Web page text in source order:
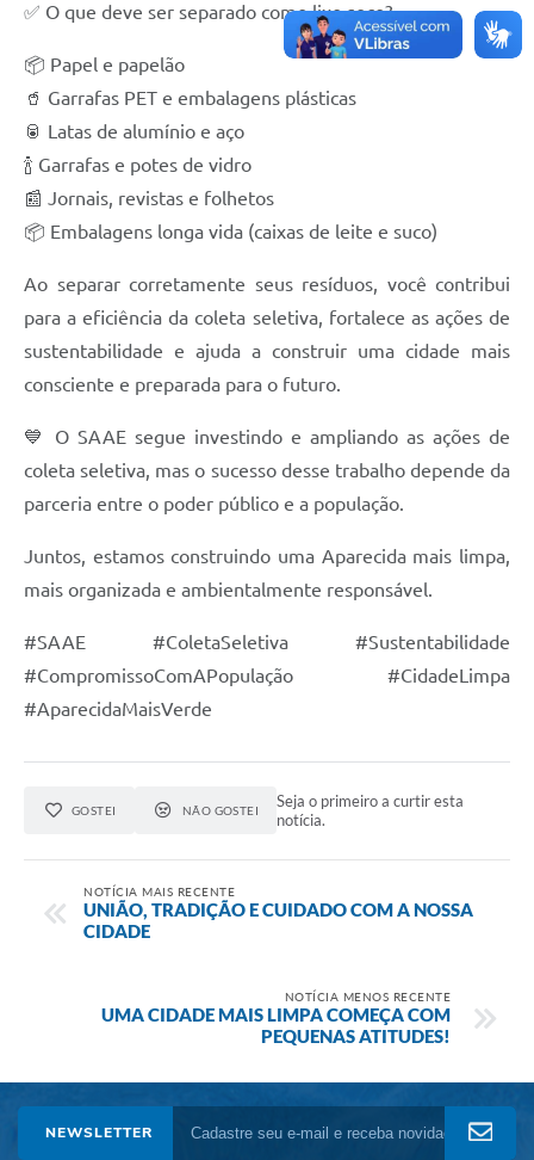
✅ O que deve ser separado como lixo seco?
📦 Papel e papelão
🥤 Garrafas PET e embalagens plásticas
🥫 Latas de alumínio e aço
🍾 Garrafas e potes de vidro
📰 Jornais, revistas e folhetos
📦 Embalagens longa vida (caixas de leite e suco)
Ao separar corretamente seus resíduos, você contribui
para a eficiência da coleta seletiva, fortalece as ações de
sustentabilidade e ajuda a construir uma cidade mais
consciente e preparada para o futuro.
💙 O SAAE segue investindo e ampliando as ações de
coleta seletiva, mas o sucesso desse trabalho depende da
parceria entre o poder público e a população.
Juntos, estamos construindo uma Aparecida mais limpa,
mais organizada e ambientalmente responsável.
#SAAE #ColetaSeletiva #Sustentabilidade
#CompromissoComAPopulação #CidadeLimpa
#AparecidaMaisVerde
GOSTEI NÃO GOSTEI
Seja o primeiro a curtir esta
notícia.
NOTÍCIA MAIS RECENTE
UNIÃO, TRADIÇÃO E CUIDADO COM A NOSSA
CIDADE
NOTÍCIA MENOS RECENTE
UMA CIDADE MAIS LIMPA COMEÇA COM
PEQUENAS ATITUDES!
NEWSLETTER